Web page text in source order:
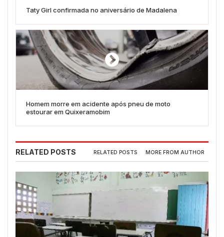
Taty Girl confirmada no aniversário de Madalena
Homem morre em acidente após pneu de moto
estourar em Quixeramobim
RELATED POSTS RELATED POSTS MORE FROM AUTHOR